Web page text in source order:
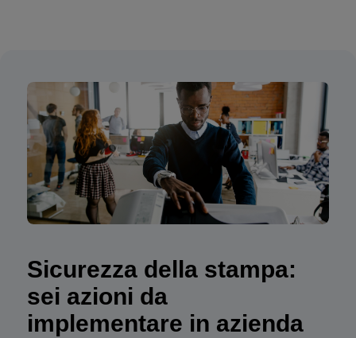
Sicurezza della stampa:
sei azioni da
implementare in azienda